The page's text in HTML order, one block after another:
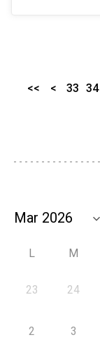
<< < 33 34
L M
23 24
2 3